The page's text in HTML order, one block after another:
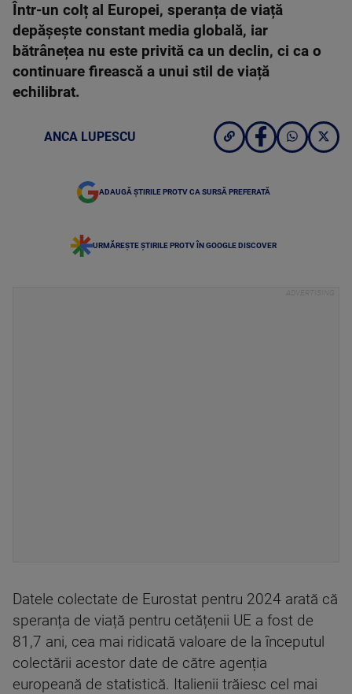
Într-un colț al Europei, speranța de viață
depășește constant media globală, iar
bătrânețea nu este privită ca un declin, ci ca o
continuare firească a unui stil de viață
echilibrat.
ANCA LUPESCU
ADAUGĂ ȘTIRILE PROTV CA SURSĂ PREFERATĂ
URMĂREȘTE ȘTIRILE PROTV ÎN GOOGLE DISCOVER
Datele colectate de Eurostat pentru 2024 arată că
speranța de viață pentru cetățenii UE a fost de
81,7 ani, cea mai ridicată valoare de la începutul
colectării acestor date de către agenția
europeană de statistică. Italienii trăiesc cel mai